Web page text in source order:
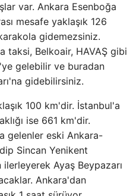
var. Ankara Esenboğa
mesafe yaklaşık 126
gidemezsiniz.
taksi, Belkoair, HAVAŞ gibi
gelebilir ve buradan
gidebilirsiniz.
100 km'dir. İstanbul'a
ise 661 km'dir.
gelenler eski Ankara-
Sincan Yenikent
Ayaş Beypazarı
Ankara'dan